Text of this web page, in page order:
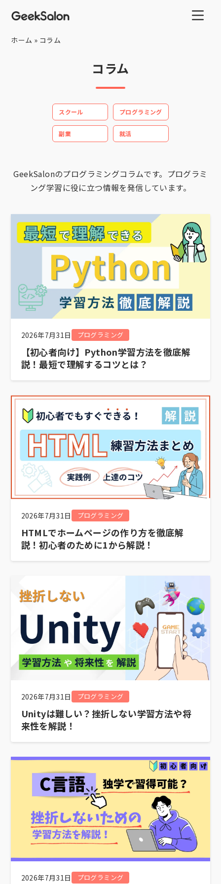
ホーム » コラム
コラム
スクール プログラミング
副業 就活
GeekSalonのプログラミングコラムです。プログラミ
ング学習に役に立つ情報を発信しています。
2026年7月31日 プログラミング
【初心者向け】Python学習方法を徹底解
説！最短で理解するコツとは？
2026年7月31日 プログラミング
HTMLでホームページの作り方を徹底解
説！初心者のために1から解説！
2026年7月31日 プログラミング
Unityは難しい？挫折しない学習方法や将
来性を解説！
2026年7月31日 プログラミング